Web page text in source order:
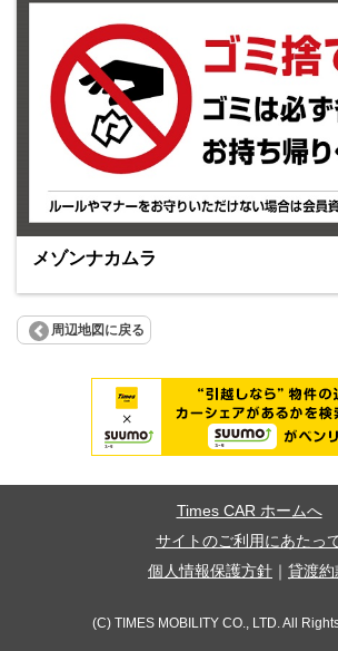
メゾンナカムラ
周辺地図に戻る
Times CAR ホームへ
サイトのご利用にあたっ
個人情報保護方針
貸渡約
(C) TIMES MOBILITY CO., LTD. All